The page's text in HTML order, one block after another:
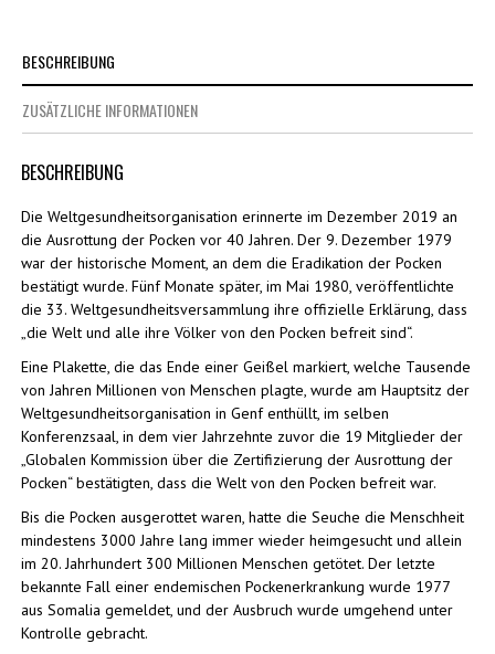
BESCHREIBUNG
ZUSÄTZLICHE INFORMATIONEN
BESCHREIBUNG
Die Weltgesundheitsorganisation erinnerte im Dezember 2019 an
die Ausrottung der Pocken vor 40 Jahren. Der 9. Dezember 1979
war der historische Moment, an dem die Eradikation der Pocken
bestätigt wurde. Fünf Monate später, im Mai 1980, veröffentlichte
die 33. Weltgesundheitsversammlung ihre offizielle Erklärung, dass
„die Welt und alle ihre Völker von den Pocken befreit sind“.
Eine Plakette, die das Ende einer Geißel markiert, welche Tausende
von Jahren Millionen von Menschen plagte, wurde am Hauptsitz der
Weltgesundheitsorganisation in Genf enthüllt, im selben
Konferenzsaal, in dem vier Jahrzehnte zuvor die 19 Mitglieder der
„Globalen Kommission über die Zertifizierung der Ausrottung der
Pocken“ bestätigten, dass die Welt von den Pocken befreit war.
Bis die Pocken ausgerottet waren, hatte die Seuche die Menschheit
mindestens 3000 Jahre lang immer wieder heimgesucht und allein
im 20. Jahrhundert 300 Millionen Menschen getötet. Der letzte
bekannte Fall einer endemischen Pockenerkrankung wurde 1977
aus Somalia gemeldet, und der Ausbruch wurde umgehend unter
Kontrolle gebracht.